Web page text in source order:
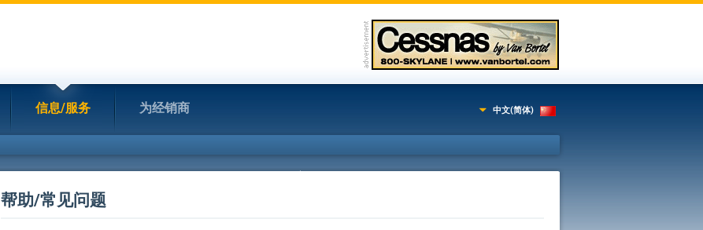
信息/服务 为经销商 中文(简体)
帮助/常见问题